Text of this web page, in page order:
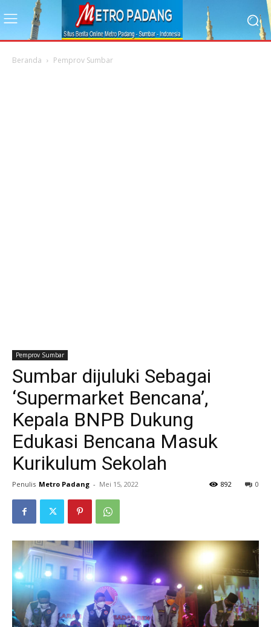
Beranda Pemprov Sumbar
Pemprov Sumbar
Sumbar dijuluki Sebagai
‘Supermarket Bencana’,
Kepala BNPB Dukung
Edukasi Bencana Masuk
Kurikulum Sekolah
Penulis Metro Padang - Mei 15, 2022 0
892